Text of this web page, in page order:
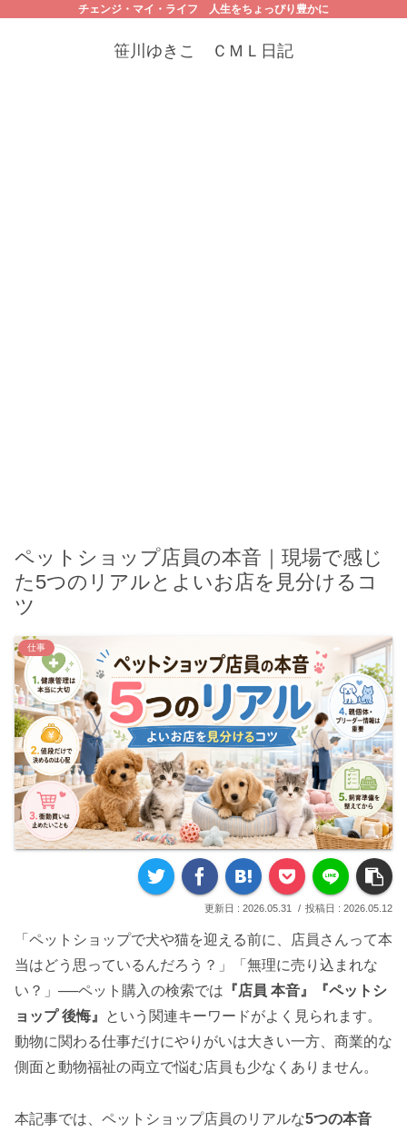
チェンジ・マイ・ライフ 人生をちょっぴり豊かに
笹川ゆきこ ＣＭＬ日記
ペットショップ店員の本音｜現場で感じ
た5つのリアルとよいお店を見分けるコ
ツ
仕事
2026.05.31 2026.05.12
「ペットショップで犬や猫を迎える前に、店員さんって本
当はどう思っているんだろう？」「無理に売り込まれな
い？」──ペット購入の検索では 『店員 本音』『ペットシ
ョップ 後悔』
という関連キーワードがよく見られます。
動物に関わる仕事だけにやりがいは大きい一方、商業的な
側面と動物福祉の両立で悩む店員も少なくありません。
本記事では、ペットショップ店員のリアルな5つの本音